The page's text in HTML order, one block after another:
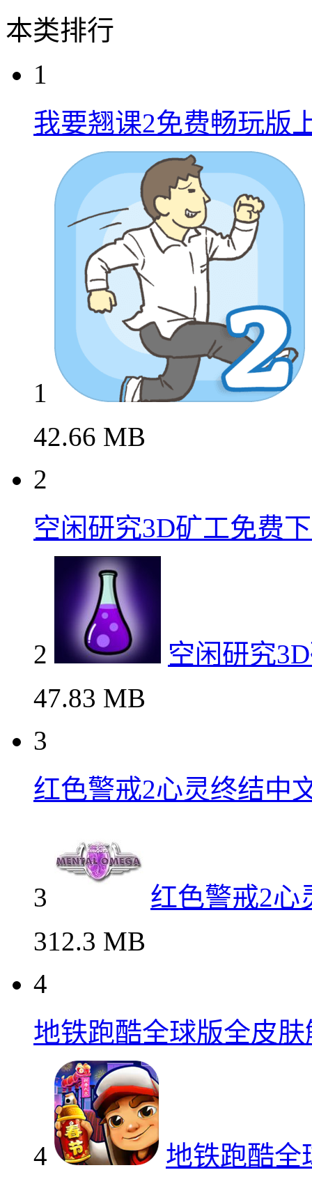
本类排行
1
我要翘课2免费畅玩版
1
42.66 MB
2
空闲研究3D矿工免费
2
空闲研究
47.83 MB
3
红色警戒2心灵终结中
3
红色警戒2心
312.3 MB
4
地铁跑酷全球版全皮
4 地铁跑酷全